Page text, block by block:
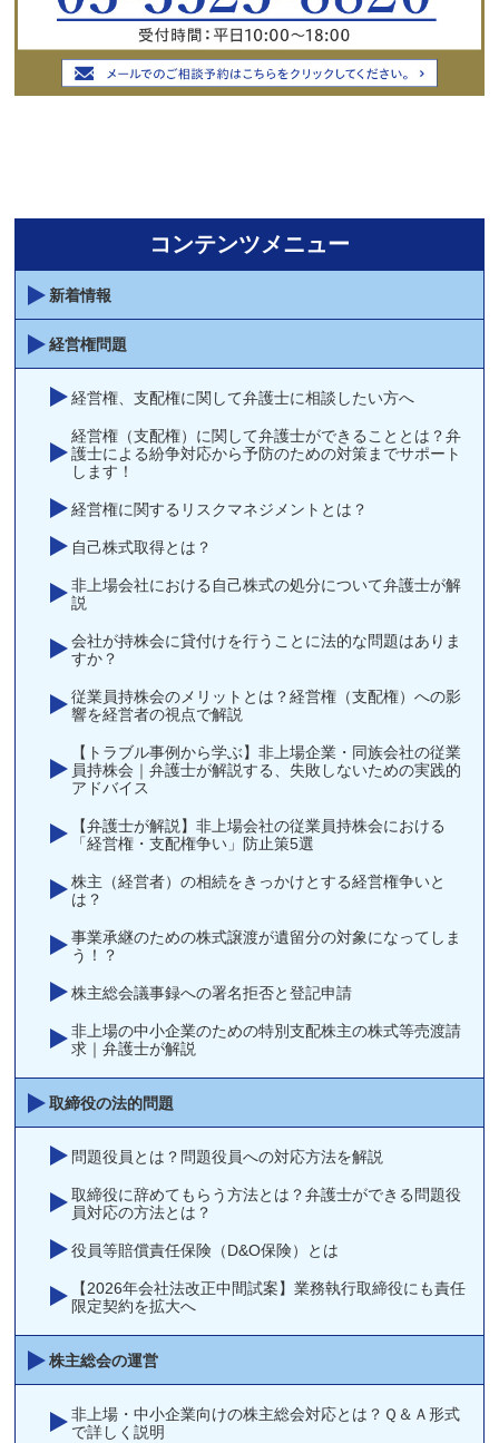
コンテンツメニュー
新着情報
経営権問題
経営権、支配権に関して弁護士に相談したい方へ
経営権（支配権）に関して弁護士ができることとは？弁
護士による紛争対応から予防のための対策までサポート
します！
経営権に関するリスクマネジメントとは？
自己株式取得とは？
非上場会社における自己株式の処分について弁護士が解
説
会社が持株会に貸付けを行うことに法的な問題はありま
すか？
従業員持株会のメリットとは？経営権（支配権）への影
響を経営者の視点で解説
【トラブル事例から学ぶ】非上場企業・同族会社の従業
員持株会｜弁護士が解説する、失敗しないための実践的
アドバイス
【弁護士が解説】非上場会社の従業員持株会における
「経営権・支配権争い」防止策5選
株主（経営者）の相続をきっかけとする経営権争いと
は？
事業承継のための株式譲渡が遺留分の対象になってしま
う！？
株主総会議事録への署名拒否と登記申請
非上場の中小企業のための特別支配株主の株式等売渡請
求｜弁護士が解説
取締役の法的問題
問題役員とは？問題役員への対応方法を解説
取締役に辞めてもらう方法とは？弁護士ができる問題役
員対応の方法とは？
役員等賠償責任保険（D&O保険）とは
【2026年会社法改正中間試案】業務執行取締役にも責任
限定契約を拡大へ
株主総会の運営
非上場・中小企業向けの株主総会対応とは？Ｑ＆Ａ形式
で詳しく説明